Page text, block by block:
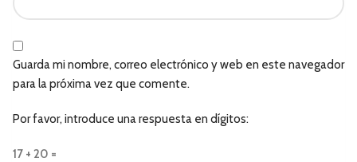
Guarda mi nombre, correo electrónico y web en este navegador
para la próxima vez que comente.
Por favor, introduce una respuesta en dígitos:
17 + 20 =